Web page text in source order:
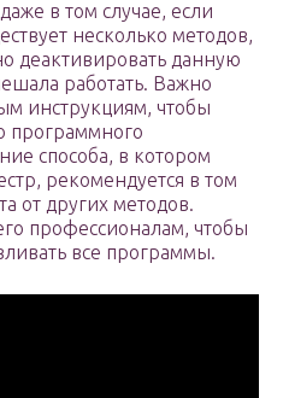
в том случае, если
несколько методов,
деактивировать данную
работать. Важно
инструкциям, чтобы
программного
способа, в котором
рекомендуется в том
от других методов.
профессионалам, чтобы
все программы.